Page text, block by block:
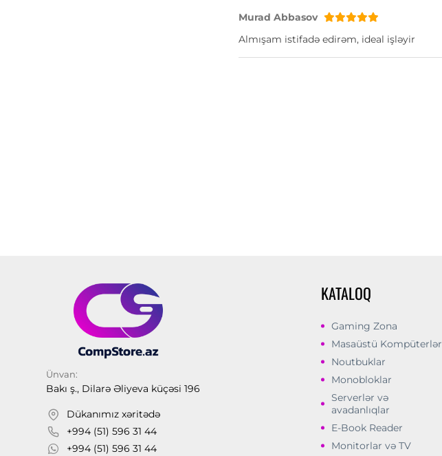
Murad Abbasov
Almışam istifadə edirəm, ideal işləyir
Ünvan:
Bakı ş., Dilarə Əliyeva küçəsi 196
Dükanımız xəritədə
+994 (51) 596 31 44
+994 (51) 596 31 44
KATALOQ
Gaming Zona
Masaüstü Kompüterlər
Noutbuklar
Monobloklar
Serverlər və
avadanlıqlar
E-Book Reader
Monitorlar və TV